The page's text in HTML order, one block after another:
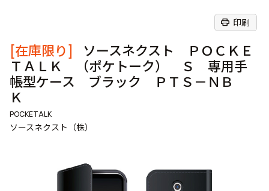
print 印刷
[在庫限り]
ソースネクスト ＰＯＣＫＥ
ＴＡＬＫ （ポケトーク） Ｓ 専用手
帳型ケース ブラック ＰＴＳ－ＮＢ
Ｋ
POCKETALK
ソースネクスト（株）